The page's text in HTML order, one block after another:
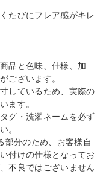
たびにフレア感がキレ
品と色味、仕様、加
ございます。
しているため、実際の
ます。
グ・洗濯ネームを必ず
。
分のため、お客様自
付けの仕様となってお
不良ではございません